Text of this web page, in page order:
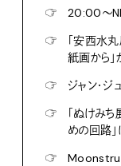
☞
20:00〜
☞
「安西水
紙画から」
☞
ジャン・ジ
☞
「ぬけみ
めの回路」
☞